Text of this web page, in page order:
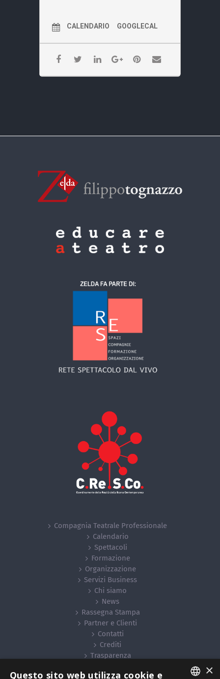
CALENDARIO GOOGLECAL
Compagnia Teatrale Professionale
Calendario
Spettacoli
Formazione
Organizzazione
Servizi Business
Chi siamo
News
Rassegna Stampa
Partner e Clienti
Contatti
Crediti
Trasparenza
×
Questo sito web utilizza cookie e